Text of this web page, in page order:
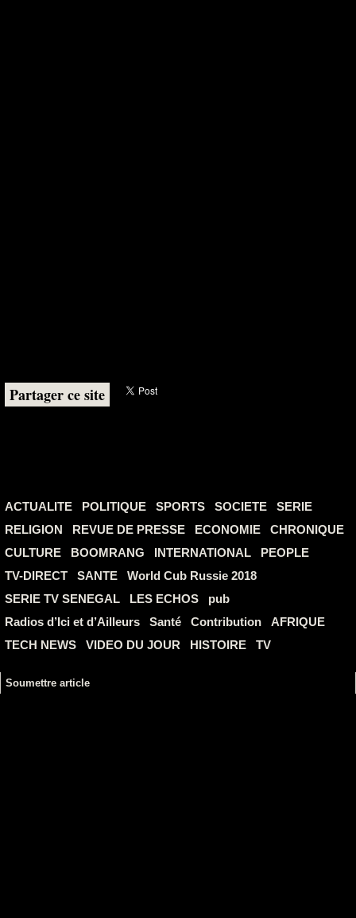
Partager ce site
ACTUALITE POLITIQUE SPORTS SOCIETE
SERIE
RELIGION
REVUE DE PRESSE ECONOMIE
CHRONIQUE
CULTURE
BOOMRANG INTERNATIONAL
PEOPLE
TV-DIRECT
SANTE
World Cub Russie 2018
SERIE TV SENEGAL
LES ECHOS
pub
Radios d’Ici et d’Ailleurs
Santé Contribution
AFRIQUE
TECH NEWS
VIDEO DU JOUR HISTOIRE TV
Soumettre article